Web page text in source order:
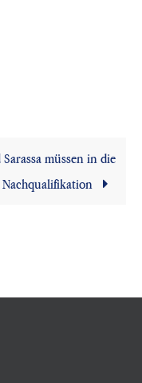
müssen in die
Nachqualifikation